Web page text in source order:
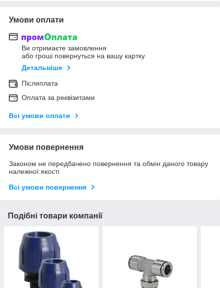
Умови оплати
Ви отримаєте замовлення
або гроші повернуться на вашу картку
Детальніше
Післяплата
Оплата за реквізитами
Всі умови оплати
Умови повернення
Законом не передбачено повернення та обмін даного товару
належної якості
Всі умови повернення
Подібні товари компанії